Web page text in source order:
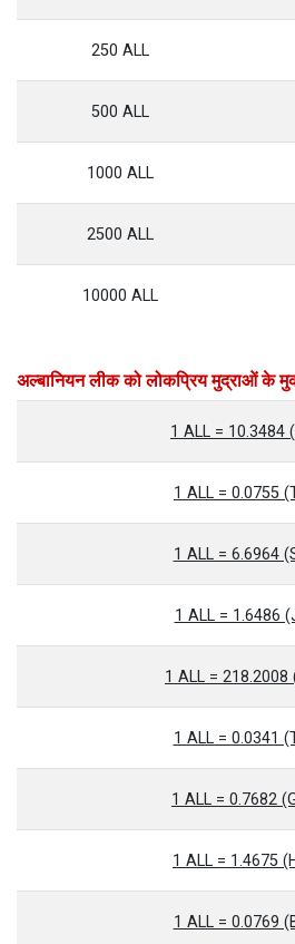
250 ALL
500 ALL
1000 ALL
2500 ALL
10000 ALL
अल्बानियन लीक को लोकप्रिय मुद्राओं के
1 ALL = 10.3484
1 ALL = 0.0755
1 ALL = 6.6964
1 ALL = 1.6486
1 ALL = 218.2008
1 ALL = 0.0341
1 ALL = 0.7682
1 ALL = 1.4675
1 ALL = 0.0769